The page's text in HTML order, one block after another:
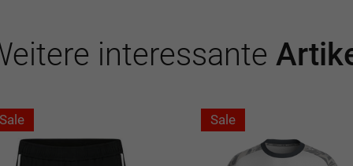
interessante
Sale Sale